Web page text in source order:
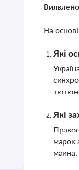
На
Які
Які
марок
майна.